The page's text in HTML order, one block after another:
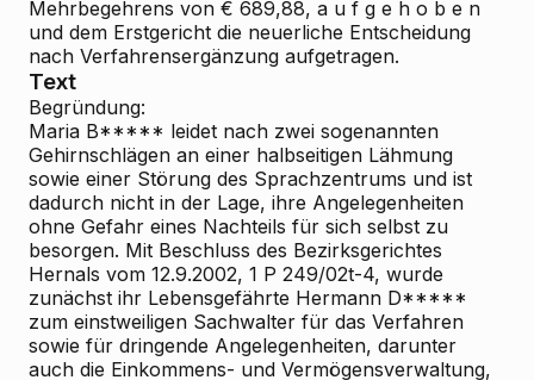
Mehrbegehrens von € 689,88, a u f g e h o b e n
und dem Erstgericht die neuerliche Entscheidung
nach Verfahrensergänzung aufgetragen.
Text
Begründung:
Maria B***** leidet nach zwei sogenannten
Gehirnschlägen an einer halbseitigen Lähmung
sowie einer Störung des Sprachzentrums und ist
dadurch nicht in der Lage, ihre Angelegenheiten
ohne Gefahr eines Nachteils für sich selbst zu
besorgen. Mit Beschluss des Bezirksgerichtes
Hernals vom 12.9.2002, 1 P 249/02t-4, wurde
zunächst ihr Lebensgefährte Hermann D*****
zum einstweiligen Sachwalter für das Verfahren
sowie für dringende Angelegenheiten, darunter
auch die Einkommens- und Vermögensverwaltung,